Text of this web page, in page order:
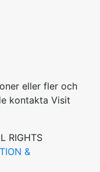
eller fler och
kontakta Visit
RIGHTS
&